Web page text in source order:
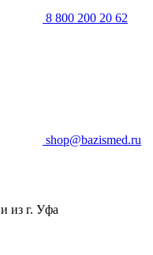
8 800 200 20 62
shop@bazismed.ru
из г. Уфа